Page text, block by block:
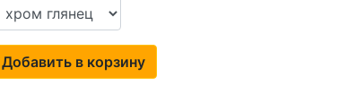
Добавить в корзину